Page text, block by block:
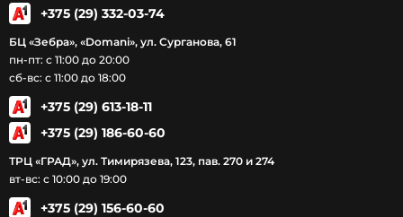
+375 (29) 332-03-74
БЦ «Зебра», «Domani», ул. Сурганова, 61
пн-пт: с 11:00 до 20:00
сб-вс: с 11:00 до 18:00
+375 (29) 613-18-11
+375 (29) 186-60-60
ТРЦ «ГРАД», ул. Тимирязева, 123, пав. 270 и 274
вт-вс: с 10:00 до 19:00
+375 (29) 156-60-60